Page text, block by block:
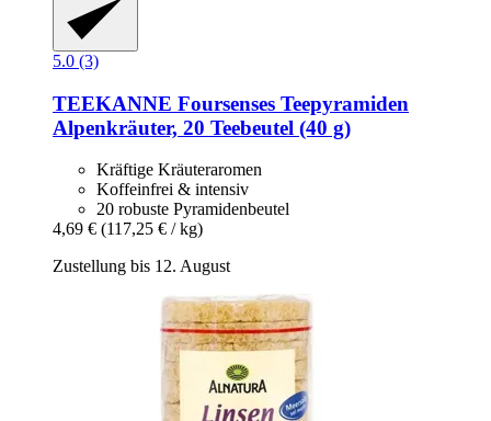
5.0 (3)
TEEKANNE Foursenses Teepyramiden
Alpenkräuter, 20 Teebeutel (40 g)
Kräftige Kräuteraromen
Koffeinfrei & intensiv
20 robuste Pyramidenbeutel
4,69 € (117,25 € / kg)
Zustellung bis 12. August